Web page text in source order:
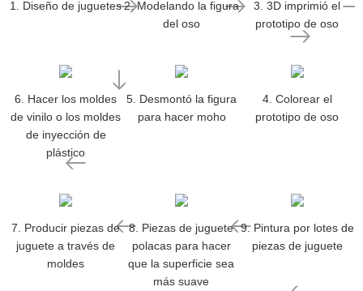
1. Diseño de juguetes2. Modelando la figura
del oso
3. 3D imprimió el
prototipo de oso
4. Colorear el
prototipo de oso
5. Desmontó la figura
para hacer moho
6. Hacer los moldes
de vinilo o los moldes
de inyección de
plástico
7. Producir piezas de
juguete a través de
moldes
8. Piezas de juguete
polacas para hacer
que la superficie sea
más suave
9. Pintura por lotes de
piezas de juguete